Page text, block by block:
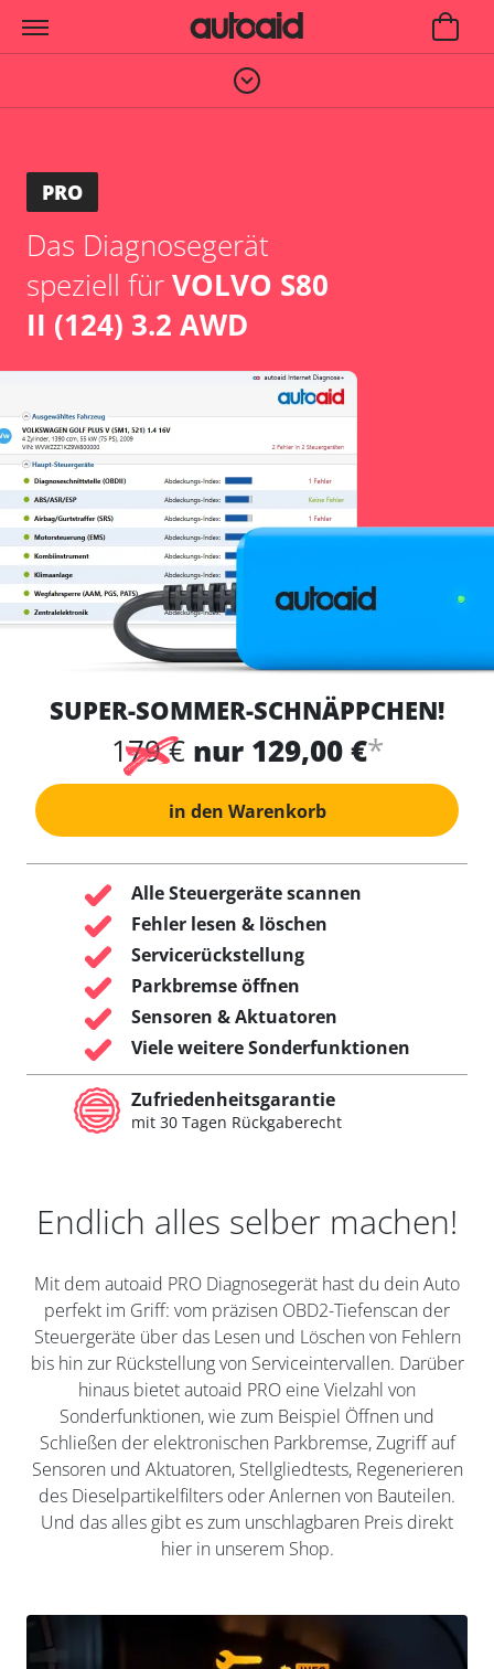
PRO
Das Diagnosegerät
speziell fürVOLVO S80
II (124) 3.2 AWD
SUPER-SOMMER-SCHNÄPPCHEN!
179 € nur 129,00 €*
in den Warenkorb
Alle Steuergeräte scannen
Fehler lesen & löschen
Servicerückstellung
Parkbremse öffnen
Sensoren & Aktuatoren
Viele weitere Sonderfunktionen
Zufriedenheitsgarantie
mit 30 Tagen Rückgaberecht
Endlich alles selber machen!
Mit dem autoaid PRO Diagnosegerät hast du dein Auto
perfekt im Griff: vom präzisen OBD2-Tiefenscan der
Steuergeräte über das Lesen und Löschen von Fehlern
bis hin zur Rückstellung von Serviceintervallen. Darüber
hinaus bietet autoaid PRO eine Vielzahl von
Sonderfunktionen, wie zum Beispiel Öffnen und
Schließen der elektronischen Parkbremse, Zugriff auf
Sensoren und Aktuatoren, Stellgliedtests, Regenerieren
des Dieselpartikelfilters oder Anlernen von Bauteilen.
Und das alles gibt es zum unschlagbaren Preis direkt
hier in unserem Shop.